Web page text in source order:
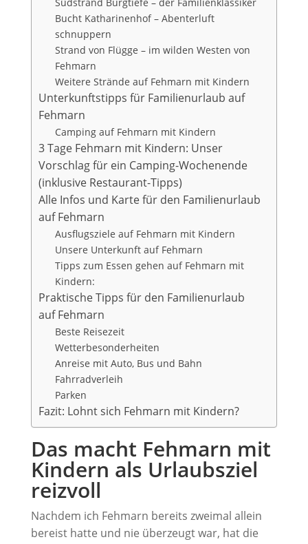
Südstrand Burgtiefe – der Familienklassiker
Bucht Katharinenhof – Abenterluft
schnuppern
Strand von Flügge – im wilden Westen von
Fehmarn
Weitere Strände auf Fehmarn mit Kindern
Unterkunftstipps für Familienurlaub auf
Fehmarn
Camping auf Fehmarn mit Kindern
3 Tage Fehmarn mit Kindern: Unser
Vorschlag für ein Camping-Wochenende
(inklusive Restaurant-Tipps)
Alle Infos und Karte für den Familienurlaub
auf Fehmarn
Ausflugsziele auf Fehmarn mit Kindern
Unsere Unterkunft auf Fehmarn
Tipps zum Essen gehen auf Fehmarn mit
Kindern:
Praktische Tipps für den Familienurlaub
auf Fehmarn
Beste Reisezeit
Wetterbesonderheiten
Anreise mit Auto, Bus und Bahn
Fahrradverleih
Parken
Fazit: Lohnt sich Fehmarn mit Kindern?
Das macht Fehmarn mit
Kindern als Urlaubsziel
reizvoll
Nachdem ich Fehmarn bereits zweimal allein
bereist hatte und nie überzeugt war, hat die